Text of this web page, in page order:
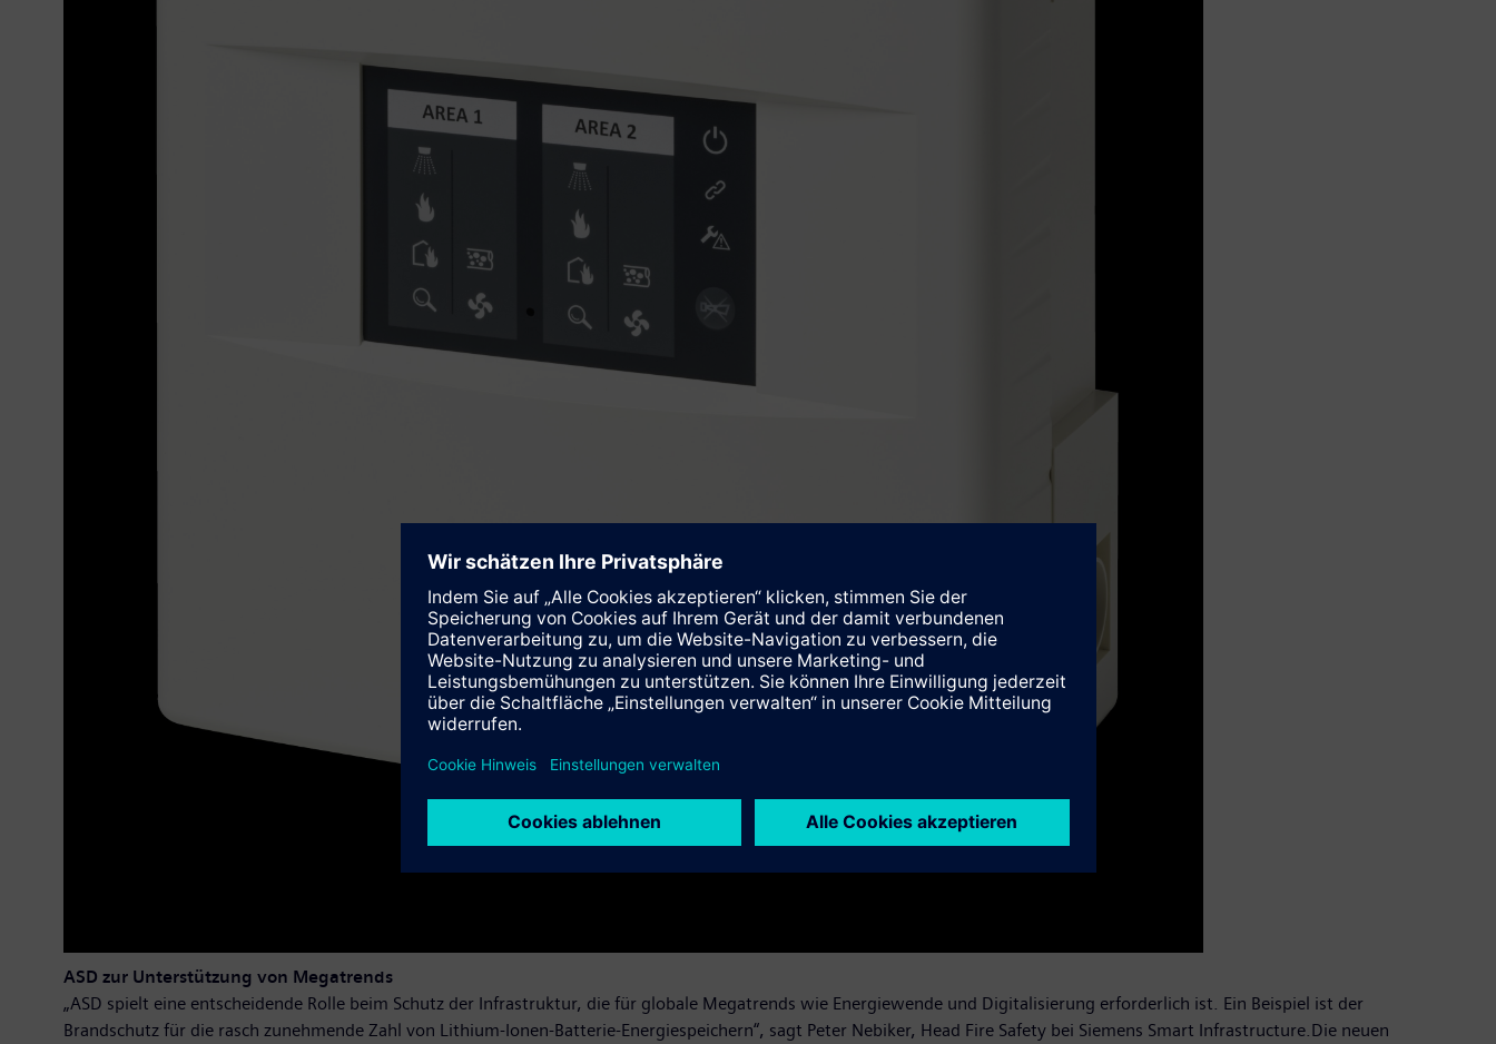
ASD zur Unterstützung von Megatrends
„ASD spielt eine entscheidende Rolle beim Schutz der Infrastruktur, die für globale Megatrends wie Energiewende und Digitalisierung erforderlich ist. Ein Beispiel ist der
Brandschutz für die rasch zunehmende Zahl von Lithium-Ionen-Batterie-Energiespeichern“, sagt Peter Nebiker, Head Fire Safety bei Siemens Smart Infrastructure.Die neuen